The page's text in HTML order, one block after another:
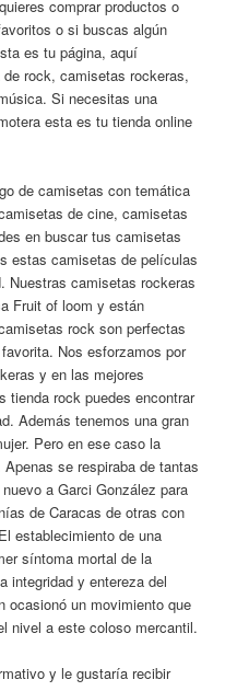
comprar productos o
o si buscas algún
es tu página, aquí
rock, camisetas rockeras,
Si necesitas una
esta es tu tienda online
de camisetas con temática
de cine, camisetas
en buscar tus camisetas
estas camisetas de películas
Nuestras camisetas rockeras
Fruit of loom y están
rock son perfectas
Nos esforzamos por
y en las mejores
tienda rock puedes encontrar
Además tenemos una gran
Pero en ese caso la
se respiraba de tantas
a Garci González para
de Caracas de otras con
establecimiento de una
síntoma mortal de la
integridad y entereza del
ocasionó un movimiento que
nivel a este coloso mercantil.
y le gustaría recibir